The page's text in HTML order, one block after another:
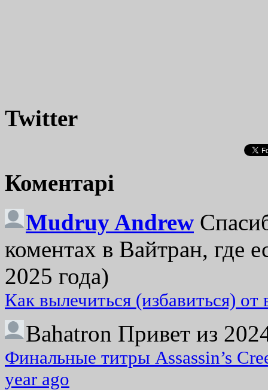
Twitter
Коментарі
Mudruy Andrew
коментах в Вайтран, где
2025 года)
Как вылечиться (избавиться)
Bahatron Привет из
Финальные титры Assassin’s
year ago